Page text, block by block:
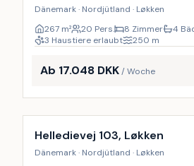
Dänemark · Nordjütland · Løkken
267 m² 20 Pers. 8 Zimmer
4
3 Haustiere erlaubt
250 m
Ab 17.048 DKK/ Woche
Inkl. Endreinigung
Helledievej 103, Løkken
Dänemark · Nordjütland · Løkken